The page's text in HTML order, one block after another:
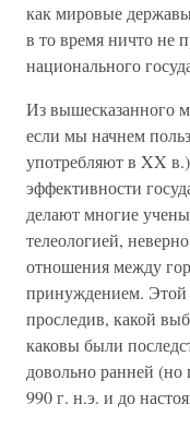
как мировые
в то время ничто не
национального
Из вышесказанного
если мы начнем
употребляют в XX в.)
эффективности
делают многие
телеологией,
отношения между
принуждением.
проследив, какой
каковы были
довольно ранней (но
990 г. н.э. и до